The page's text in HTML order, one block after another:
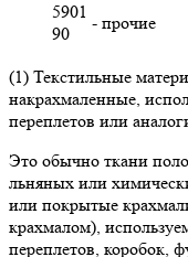
5901
90
- прочие
(1) Текстильные
накрахмаленные,
переплетов или
Это обычно ткани
льняных или
или покрытые
крахмалом),
переплетов, коробок,